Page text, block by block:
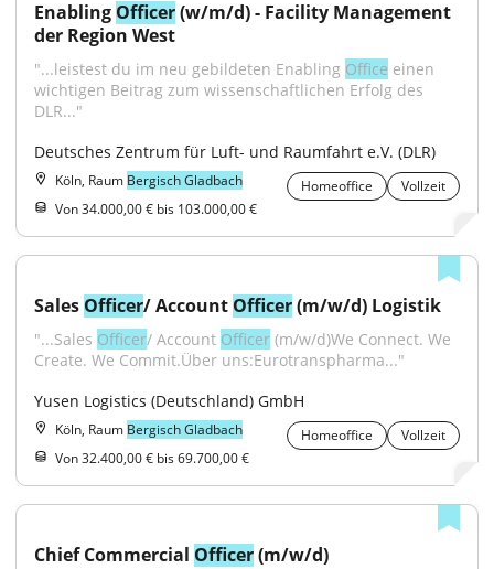
Enabling Officer (w/m/d) - Facility Management
der Region West
"...leistest du im neu gebildeten Enabling Office einen
wichtigen Beitrag zum wissenschaftlichen Erfolg des
DLR..."
Deutsches Zentrum für Luft- und Raumfahrt e.V. (DLR)
Köln, Raum Bergisch Gladbach Homeoffice
Vollzeit
Von 34.000,00 € bis 103.000,00 €
Sales Officer/ Account Officer (m/w/d) Logistik
"...Sales Officer/ Account Officer (m/w/d)We Connect. We
Create. We Commit.Über uns:Eurotranspharma..."
Yusen Logistics (Deutschland) GmbH
Köln, Raum Bergisch Gladbach Homeoffice
Vollzeit
Von 32.400,00 € bis 69.700,00 €
Chief Commercial Officer (m/w/d)